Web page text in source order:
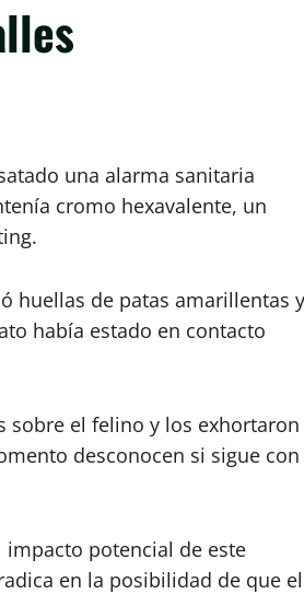
una alarma sanitaria
cromo hexavalente, un
huellas de patas amarillentas y
había estado en contacto
sobre el felino y los exhortaron
desconocen si sigue con
potencial de este
en la posibilidad de que el